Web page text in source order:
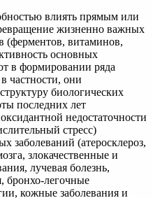
влиять прямым или
жизненно важных
(ферментов, витаминов,
основных
в формировании ряда
частности, они
биологических
последних лет
недостаточности
стресс)
заболеваний (атеросклероз,
злокачественные и
лучевая болезнь,
бронхо-легочные
кожные заболевания и